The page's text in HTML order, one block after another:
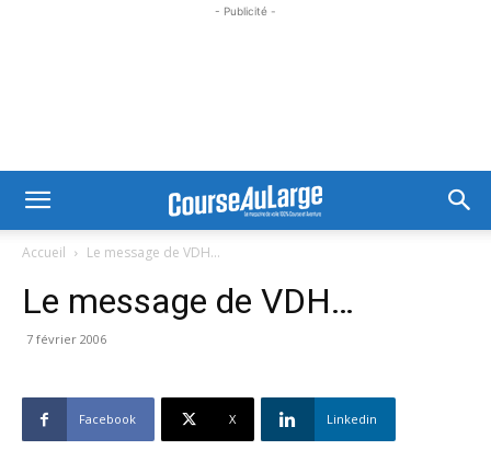
- Publicité -
Accueil Le message de VDH...
Le message de VDH…
7 février 2006
Facebook X Linkedin